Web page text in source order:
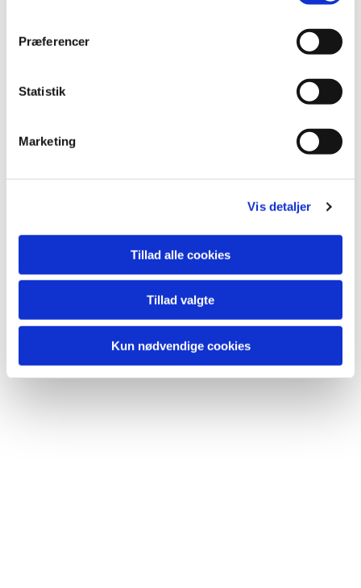
Præferencer
Statistik
Marketing
Vis detaljer
Tillad alle cookies
Tillad valgte
Kun nødvendige cookies
Du vil måske også kunne lide...